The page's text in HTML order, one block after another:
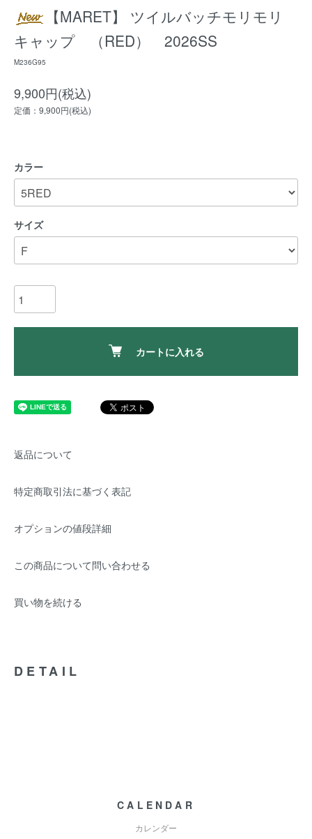
【MARET】 ツイルバッチモリモリ
キャップ （RED） 2026SS
M236G95
9,900円(税込)
定価：9,900円(税込)
カラー
サイズ
カートに入れる
返品について
特定商取引法に基づく表記
オプションの値段詳細
この商品について問い合わせる
買い物を続ける
DETAIL
CALENDAR
カレンダー